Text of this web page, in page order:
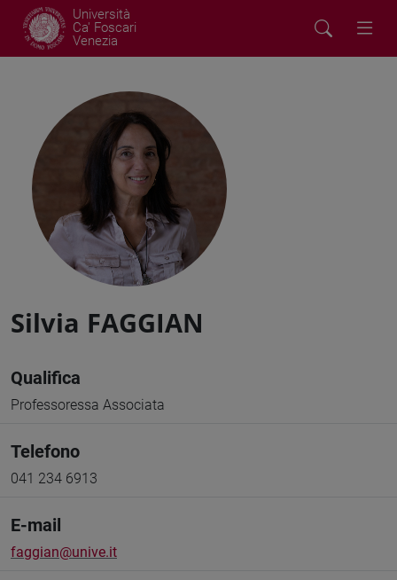
Università
Ca' Foscari
Venezia
Silvia FAGGIAN
Qualifica
Professoressa Associata
Telefono
041 234 6913
E-mail
faggian@unive.it